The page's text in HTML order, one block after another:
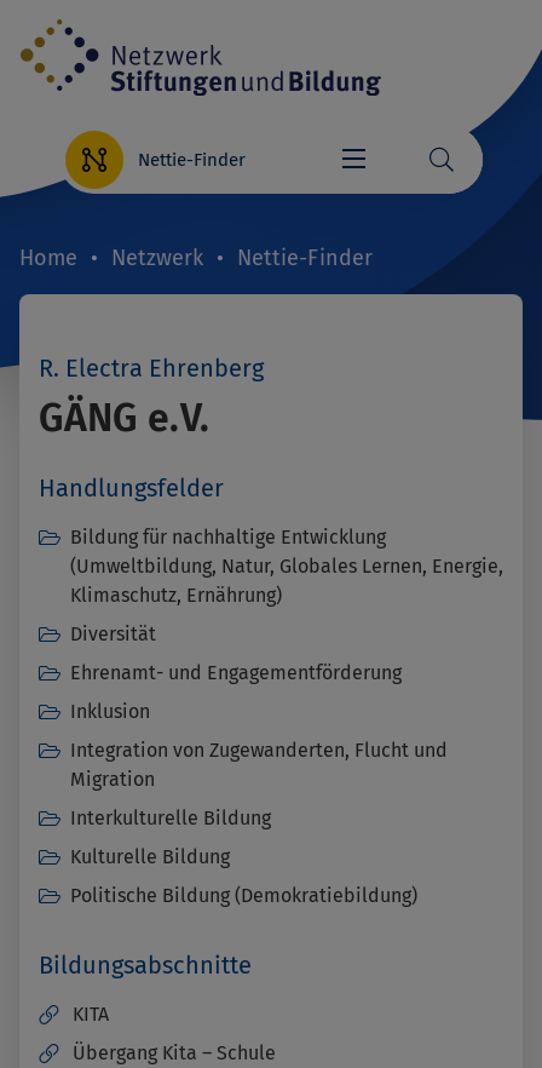
Direkt
zum
Inhalt
Nettie-Finder
Home Netzwerk Nettie-Finder
R. Electra Ehrenberg
GÄNG e.V.
Handlungsfelder
Bildung für nachhaltige Entwicklung
(Umweltbildung, Natur, Globales Lernen, Energie,
Klimaschutz, Ernährung)
Diversität
Ehrenamt- und Engagementförderung
Inklusion
Integration von Zugewanderten, Flucht und
Migration
Interkulturelle Bildung
Kulturelle Bildung
Politische Bildung (Demokratiebildung)
Bildungsabschnitte
KITA
Übergang Kita – Schule